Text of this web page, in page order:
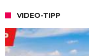
VIDEO-TIPP